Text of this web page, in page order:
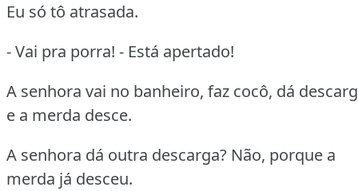
Eu só tô atrasada.
- Vai pra porra! - Está apertado!
A senhora vai no banheiro, faz cocô, dá
e a merda desce.
A senhora dá outra descarga? Não, porque a
merda já desceu.